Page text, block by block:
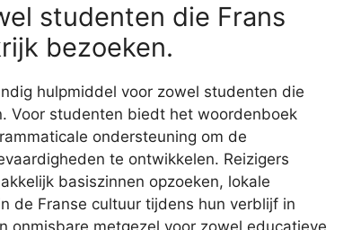
studenten die Frans
bezoeken.
hulpmiddel voor zowel studenten die
Voor studenten biedt het woordenboek
ondersteuning om de
te ontwikkelen. Reizigers
basiszinnen opzoeken, lokale
de Franse cultuur tijdens hun verblijf in